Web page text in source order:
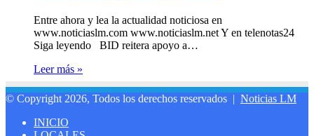
Entre ahora y lea la actualidad noticiosa en
www.noticiaslm.com www.noticiaslm.net Y en telenotas24
Siga leyendo BID reitera apoyo a…
Leer más »
© Copyright 2026, Todos los derechos reservados | Noticias LM
INICIO